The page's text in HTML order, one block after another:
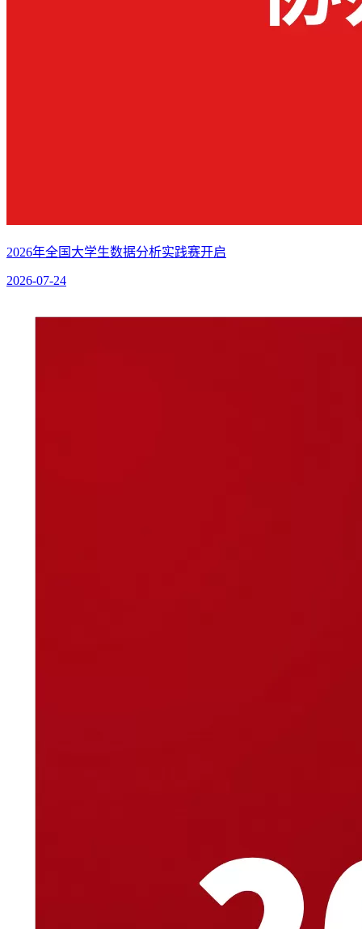
2026年全国大学生数据分析实践赛开启
2026-07-24